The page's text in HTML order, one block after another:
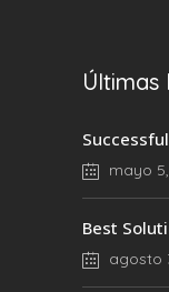
Últimas
mayo
Best
agosto